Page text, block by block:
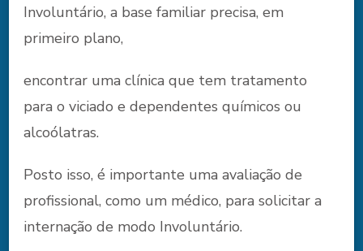
Involuntário, a base familiar precisa, em
primeiro plano,
encontrar uma clínica que tem tratamento
para o viciado e dependentes químicos ou
alcoólatras.
Posto isso, é importante uma avaliação de
profissional, como um médico, para solicitar a
internação de modo Involuntário.